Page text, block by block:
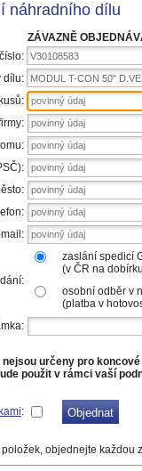
náhradního dílu
ZÁVAZNĚ
V30108583
dílu: MODUL T-CON 50"
mail:
zaslání spedicí
(v ČR na
osobní odběr v
(platba v
určeny pro
použit v rámci vaší
:
objednejte